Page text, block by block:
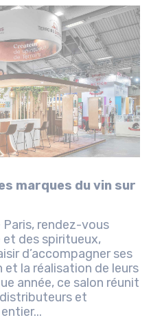
marques du vin sur
Paris, rendez-vous
et des spiritueux,
d’accompagner ses
la réalisation de leurs
année, ce salon réunit
et